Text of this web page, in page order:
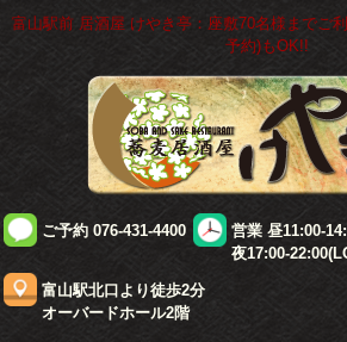
富山駅前 居酒屋 けやき亭：座敷70名様までご
予約)もOK!!
ご予約 076-431-4400
営業 昼11:00-
夜17:00-
富山駅北口より徒歩2分
オーバードホール2階